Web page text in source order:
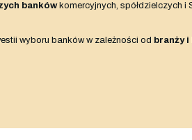
bankówkomercyjnych, spółdzielczych i
wyboru banków w zależności od branży